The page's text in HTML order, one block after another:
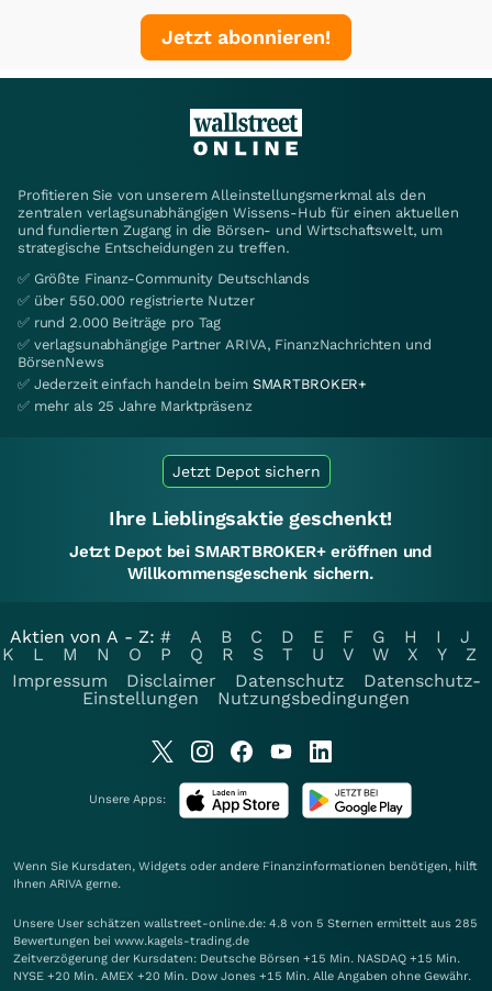
Jetzt abonnieren!
Profitieren Sie von unserem Alleinstellungsmerkmal als den
zentralen verlagsunabhängigen Wissens-Hub für einen aktuellen
und fundierten Zugang in die Börsen- und Wirtschaftswelt, um
strategische Entscheidungen zu treffen.
✅ Größte Finanz-Community Deutschlands
✅ über 550.000 registrierte Nutzer
✅ rund 2.000 Beiträge pro Tag
✅ verlagsunabhängige Partner ARIVA, FinanzNachrichten und
BörsenNews
✅ Jederzeit einfach handeln beim SMARTBROKER+
✅ mehr als 25 Jahre Marktpräsenz
Jetzt Depot sichern
Ihre Lieblingsaktie geschenkt!
Jetzt Depot bei SMARTBROKER+ eröffnen und
Willkommensgeschenk sichern.
Aktien von A - Z: # A B C D E F G H I
J
K
L M N O P Q R S T U V W X Y
Z
Impressum
Disclaimer Datenschutz
Datenschutz-
Einstellungen
Nutzungsbedingungen
Unsere Apps:
Wenn Sie Kursdaten, Widgets oder andere Finanzinformationen benötigen, hilft
Ihnen ARIVA gerne.
Unsere User schätzen wallstreet-online.de: 4.8 von 5 Sternen ermittelt aus 285
Bewertungen bei www.kagels-trading.de
Zeitverzögerung der Kursdaten: Deutsche Börsen +15 Min. NASDAQ +15 Min.
NYSE +20 Min. AMEX +20 Min. Dow Jones +15 Min. Alle Angaben ohne Gewähr.